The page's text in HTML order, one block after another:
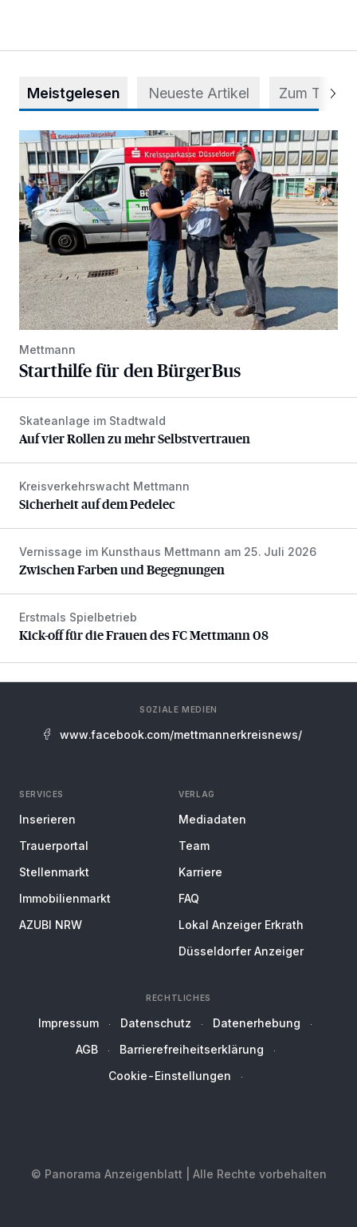
Meistgelesen Neueste Artikel Zum Thema
Starthilfe für den BürgerBus
Mettmann
Starthilfe für den BürgerBus
Auf vier Rollen zu mehr Selbstvertrauen
Skateanlage im Stadtwald
Auf vier Rollen zu mehr Selbstvertrauen
Sicherheit auf dem Pedelec
Kreisverkehrswacht Mettmann
Sicherheit auf dem Pedelec
Zwischen Farben und Begegnungen
Vernissage im Kunsthaus Mettmann am 25. Juli 2026
Zwischen Farben und Begegnungen
Kick-off für die Frauen des FC Mettmann 08
Erstmals Spielbetrieb
Kick-off für die Frauen des FC Mettmann 08
SOZIALE MEDIEN
www.facebook.com/mettmannerkreisnews/
SERVICES
Inserieren
Trauerportal
Stellenmarkt
Immobilienmarkt
AZUBI NRW
VERLAG
Mediadaten
Team
Karriere
FAQ
Lokal Anzeiger Erkrath
Düsseldorfer Anzeiger
RECHTLICHES
Impressum Datenschutz
Datenerhebung
AGB
Barrierefreiheitserklärung
Cookie-Einstellungen
© Panorama Anzeigenblatt | Alle Rechte vorbehalten